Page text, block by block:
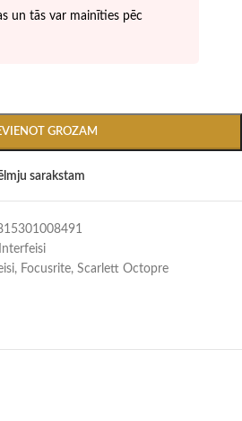
un tās var mainīties pēc
GROZAM
sarakstam
, Focusrite, Scarlett Octopre